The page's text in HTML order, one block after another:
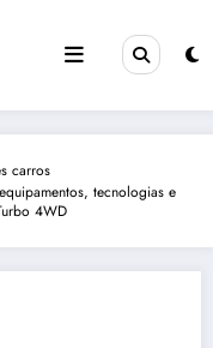
carros
tecnologias e
4WD